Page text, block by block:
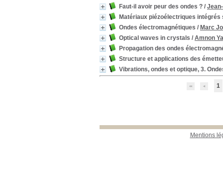
Faut-il avoir peur des ondes ? /
Matériaux piézoélectriques intégrés
Ondes électromagnétiques / Marc
Optical waves in crystals / Amnon
Propagation des ondes
Structure et applications des
Vibrations, ondes et optique, 3.
1
Mentions